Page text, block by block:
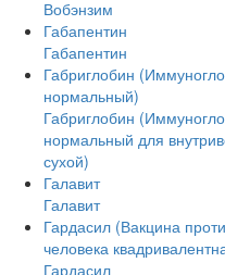
Вобэнзим
Габапентин
Габапентин
Габриглобин
нормальный)
Габриглобин
нормальный для
сухой)
Галавит
Галавит
Гардасил (Вакцина
человека
Гардасил